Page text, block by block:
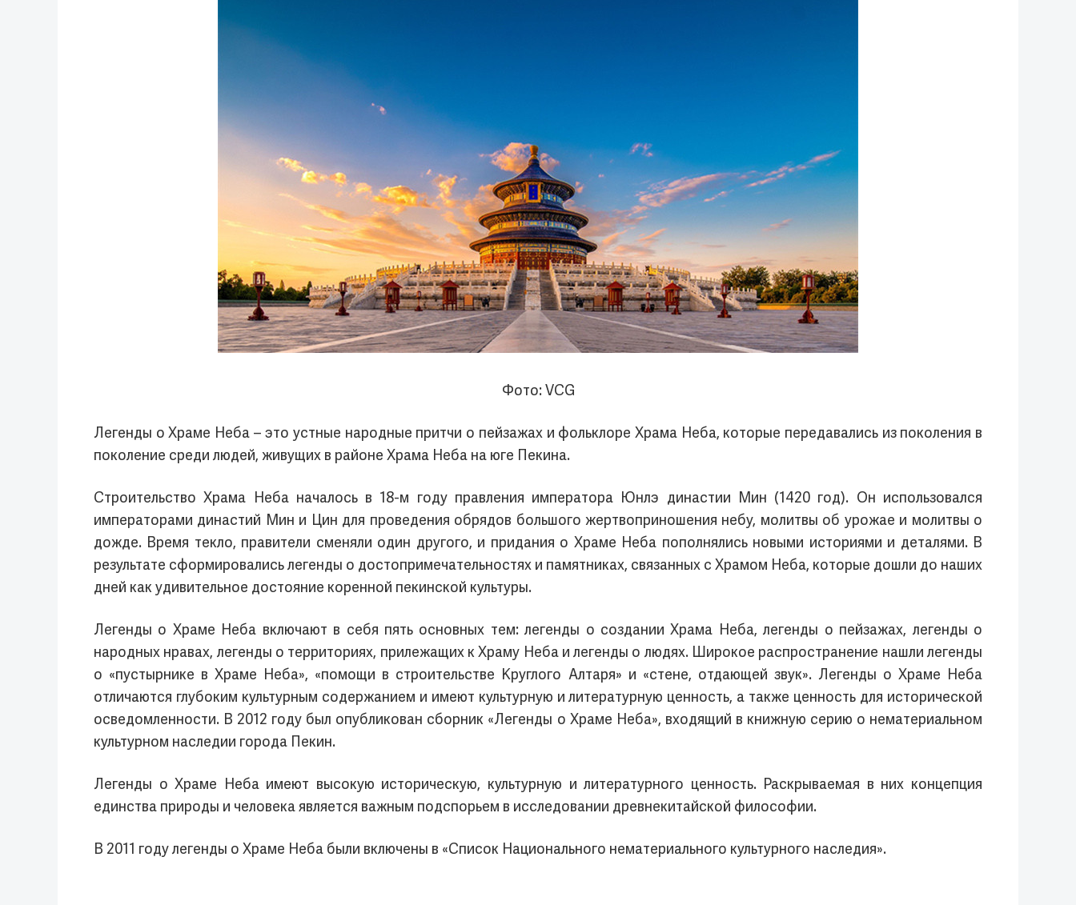
Фото: VCG
Легенды о Храме Неба – это устные народные притчи о пейзажах и фольклоре Храма Неба, которые передавались из поколения в
поколение среди людей, живущих в районе Храма Неба на юге Пекина.
Строительство Храма Неба началось в 18-м году правления императора Юнлэ династии Мин (1420 год). Он использовался
императорами династий Мин и Цин для проведения обрядов большого жертвоприношения небу, молитвы об урожае и молитвы о
дожде. Время текло, правители сменяли один другого, и придания о Храме Неба пополнялись новыми историями и деталями. В
результате сформировались легенды о достопримечательностях и памятниках, связанных с Храмом Неба, которые дошли до наших
дней как удивительное достояние коренной пекинской культуры.
Легенды о Храме Неба включают в себя пять основных тем: легенды о создании Храма Неба, легенды о пейзажах, легенды о
народных нравах, легенды о территориях, прилежащих к Храму Неба и легенды о людях. Широкое распространение нашли легенды
о «пустырнике в Храме Неба», «помощи в строительстве Круглого Алтаря» и «стене, отдающей звук». Легенды о Храме Неба
отличаются глубоким культурным содержанием и имеют культурную и литературную ценность, а также ценность для исторической
осведомленности. В 2012 году был опубликован сборник «Легенды о Храме Неба», входящий в книжную серию о нематериальном
культурном наследии города Пекин.
Легенды о Храме Неба имеют высокую историческую, культурную и литературного ценность. Раскрываемая в них концепция
единства природы и человека является важным подспорьем в исследовании древнекитайской философии.
В 2011 году легенды о Храме Неба были включены в «Список Национального нематериального культурного наследия».